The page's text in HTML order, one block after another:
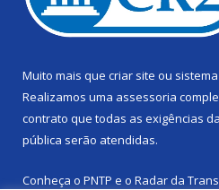
Muito mais que criar site ou
Realizamos uma assessoria
contrato que todas as exigências
pública serão atendidas.
Conheça o PNTP e o Radar da